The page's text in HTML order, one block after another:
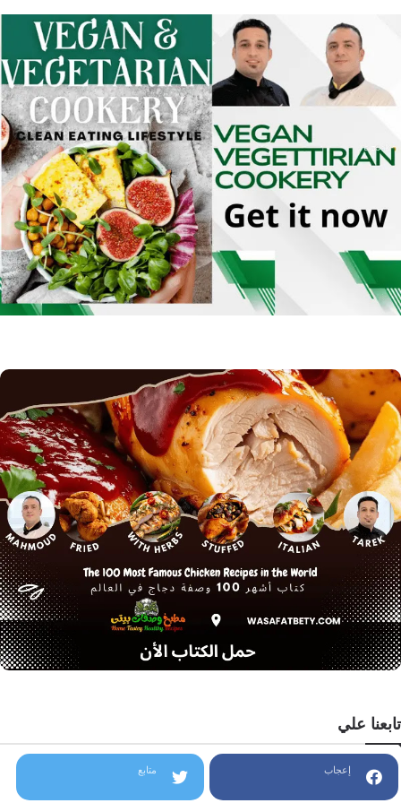
تابعنا علي
إعجاب متابع